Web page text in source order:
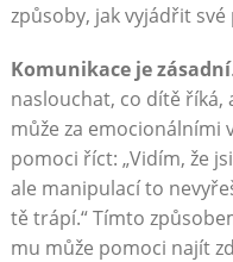
způsoby, jak vyjádřit
Komunikace je zásadní
naslouchat, co dítě říká,
může za emocionálními
pomoci říct: „Vidím, že
ale manipulací to
tě trápí.“ Tímto
mu může pomoci najít